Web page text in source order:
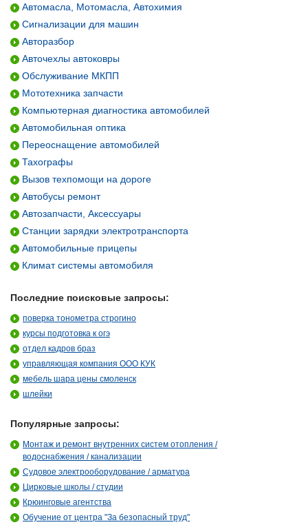
Автомасла, Мотомасла, Автохимия
Сигнализации для машин
Авторазбор
Авточехлы автоковры
Обслуживание МКПП
Мототехника запчасти
Компьютерная диагностика автомобилей
Автомобильная оптика
Переоснащение автомобилей
Тахографы
Вызов техпомощи на дороге
Автобусы ремонт
Автозапчасти, Аксессуары
Станции зарядки электротранспорта
Автомобильные прицепы
Климат системы автомобиля
Последние поисковые запросы:
поверка тонометра строгино
курсы подготовка к огэ
отдел кадров браз
управляющая компания ООО КУК
мебель шара цены смоленск
шлейки
Популярные запросы:
Монтаж и ремонт внутренних систем отопления /
водоснабжения / канализации
Судовое электрооборудование / арматура
Цирковые школы / студии
Крюинговые агентства
Обучение от центра "За безопасный труд"